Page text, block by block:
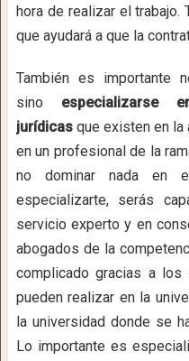
hora de realizar el trabajo.
que ayudará a que la
También es importante
sino especializarse
jurídicasque existen en la
en un profesional de la
no dominar nada en
especializarte, serás
servicio experto y en
abogados de la
complicado gracias a
pueden realizar en la
la universidad donde se
Lo importante es